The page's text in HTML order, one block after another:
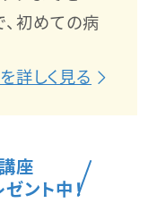
初めての病
詳しく見る
座
ント中！